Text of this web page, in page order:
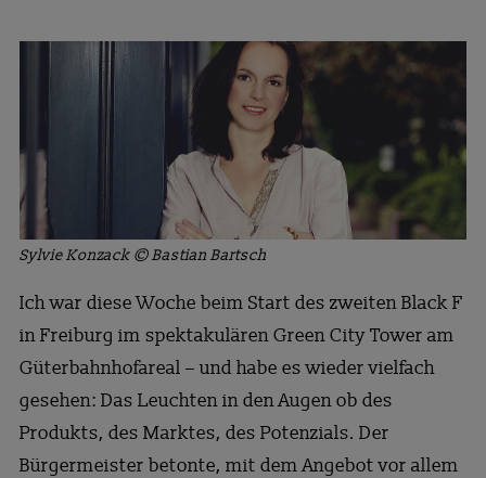
Sylvie Konzack © Bastian Bartsch
Ich war diese Woche beim Start des zweiten Black F
in Freiburg im spektakulären Green City Tower am
Güterbahnhofareal – und habe es wieder vielfach
gesehen: Das Leuchten in den Augen ob des
Produkts, des Marktes, des Potenzials. Der
Bürgermeister betonte, mit dem Angebot vor allem